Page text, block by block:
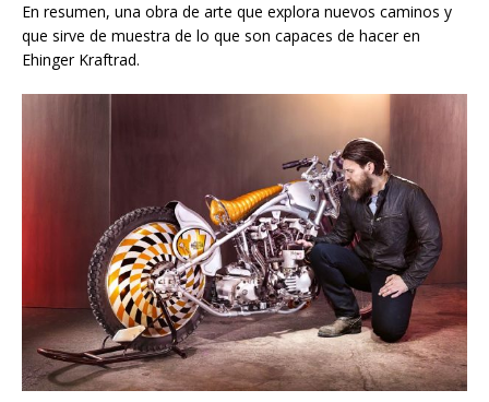
En resumen, una obra de arte que explora nuevos caminos y
que sirve de muestra de lo que son capaces de hacer en
Ehinger Kraftrad.